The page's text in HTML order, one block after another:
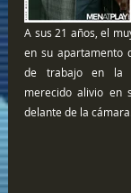
A sus 21 años, el
en su apartamento
de trabajo en la
merecido alivio en
delante de la